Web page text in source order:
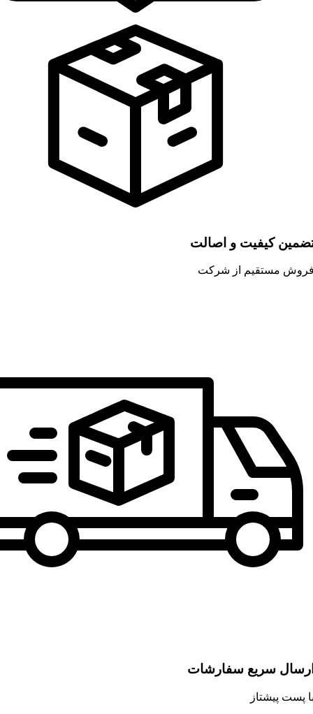
کیفیت و اصالت
مستقیم از شرکت
سریع سفارشات
پست پیشتاز